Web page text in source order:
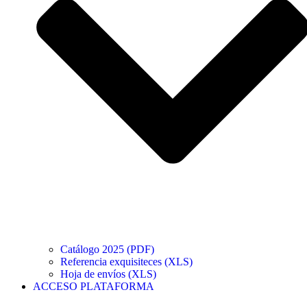
Catálogo 2025 (PDF)
Referencia exquisiteces (XLS)
Hoja de envíos (XLS)
ACCESO PLATAFORMA